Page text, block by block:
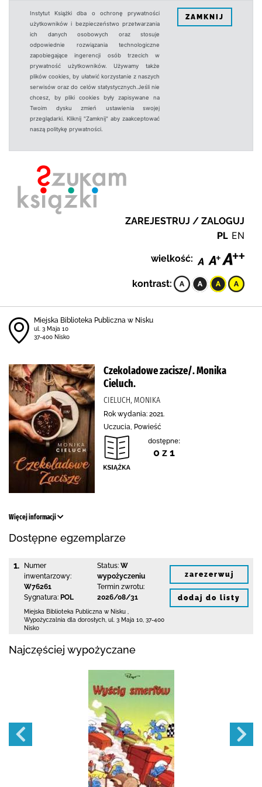
Instytut Książki dba o ochronę prywatności
użytkowników i bezpieczeństwo przetwarzania
ich danych osobowych oraz stosuje
odpowiednie rozwiązania technologiczne
zapobiegające ingerencji osób trzecich w
prywatność użytkowników. Używamy także
plików cookies, by ułatwić korzystanie z naszych
serwisów oraz do celów statystycznych.Jeśli nie
chcesz, by pliki cookies były zapisywane na
Twoim dysku zmień ustawienia swojej
przeglądarki. Kliknij "Zamknij" aby zaakceptować
naszą politykę prywatności.
ZAMKNIJ
ZAREJESTRUJ / ZALOGUJ
PL EN
wielkość:
kontrast:
Miejska Biblioteka Publiczna w Nisku
ul. 3 Maja 10
37-400 Nisko
Czekoladowe zacisze/. Monika
Cieluch.
CIELUCH, MONIKA
Rok wydania: 2021.
Uczucia, Powieść
dostępne:
0 z 1
Więcej informacji
Dostępne egzemplarze
1.
Numer
inwentarzowy:
W76261
Sygnatura: POL
Status: W
wypożyczeniu
Termin zwrotu:
2026/08/31
Miejska Biblioteka Publiczna w Nisku
Wypożyczalnia dla dorosłych, ul. 3 Maja 10 37-400
Nisko
zarezerwuj
dodaj do listy
Najczęściej wypożyczane